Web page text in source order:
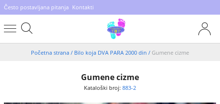
Često postavljana pitanja Kontakti
Početna strana / Bilo koja DVA PARA 2000 din / Gumene cizme
Gumene cizme
Kataloški broj: 883-2